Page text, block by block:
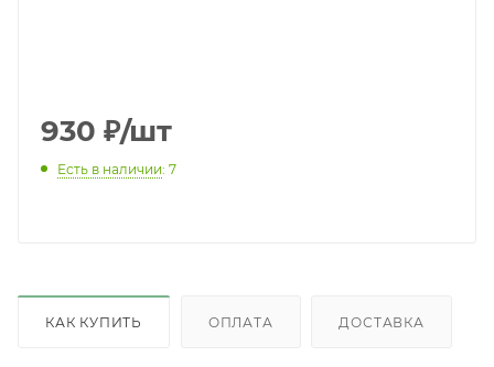
930 ₽/шт
Есть в наличии: 7
КАК КУПИТЬ ОПЛАТА ДОСТАВКА